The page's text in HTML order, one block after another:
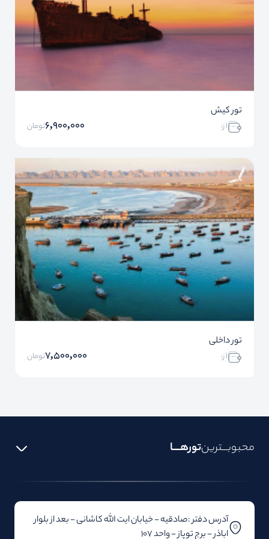
تور کیش
ا ز: 6,900,000تومان
تور داخلی
ا ز: 7,500,000تومان
محبوبـــترینتورهــــا
آدرس دفتر :صادقیه - خیابان ایت الله کاشانی - بعد از بلوار‌‌
اباذر - برج توپاز - واحد 107